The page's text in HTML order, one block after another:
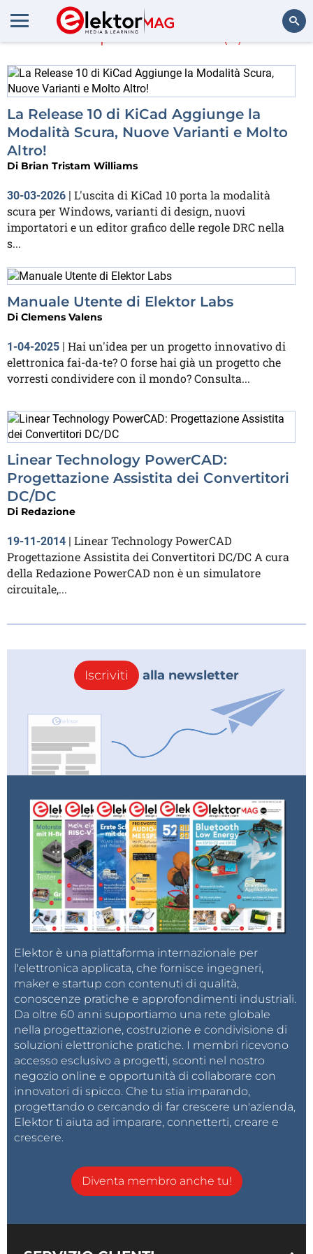
Di più suCAD
La Release 10 di KiCad Aggiunge la
Modalità Scura, Nuove Varianti e Molto
Altro!
Di Brian Tristam Williams
30-03-2026 | L'uscita di KiCad 10 porta la modalità
scura per Windows, varianti di design, nuovi
importatori e un editor grafico delle regole DRC nella
s...
Manuale Utente di Elektor Labs
Di Clemens Valens
1-04-2025 | Hai un'idea per un progetto innovativo di
elettronica fai-da-te? O forse hai già un progetto che
vorresti condividere con il mondo? Consulta...
Linear Technology PowerCAD:
Progettazione Assistita dei Convertitori
DC/DC
Di Redazione
19-11-2014 | Linear Technology PowerCAD
Progettazione Assistita dei Convertitori DC/DC A cura
della Redazione PowerCAD non è un simulatore
circuitale,...
Iscriviti alla newsletter
Elektor è una piattaforma internazionale per
l'elettronica applicata, che fornisce ingegneri,
maker e startup con contenuti di qualità,
conoscenze pratiche e approfondimenti industriali.
Da oltre 60 anni supportiamo una rete globale
nella progettazione, costruzione e condivisione di
soluzioni elettroniche pratiche. I membri ricevono
accesso esclusivo a progetti, sconti nel nostro
negozio online e opportunità di collaborare con
innovatori di spicco. Che tu stia imparando,
progettando o cercando di far crescere un'azienda,
Elektor ti aiuta ad imparare, connetterti, creare e
crescere.
Diventa membro anche tu!